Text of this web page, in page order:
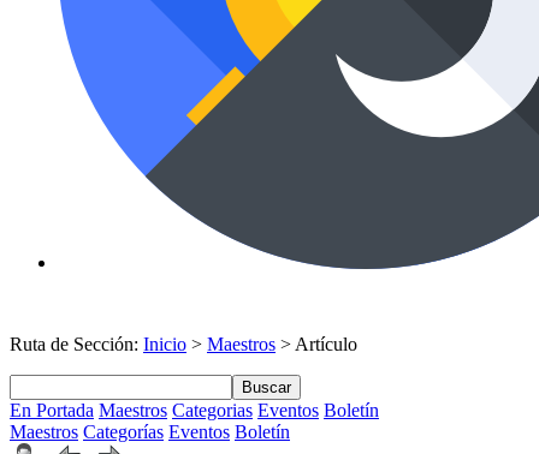
Ruta de Sección: Inicio > Maestros > Artículo
Buscar
En Portada Maestros Categorias Eventos Boletín
Maestros Categorías Eventos Boletín